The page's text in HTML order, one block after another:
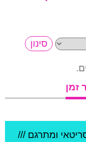
זמן
ומתרגם ///